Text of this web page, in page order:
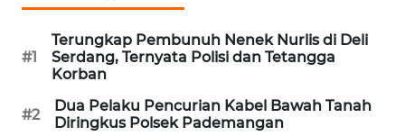
#1
Terungkap Pembunuh Nenek Nurlis di Deli
Serdang, Ternyata Polisi dan Tetangga
Korban
#2
Dua Pelaku Pencurian Kabel Bawah Tanah
Diringkus Polsek Pademangan
Network
KONSUMEN
LISTRIK